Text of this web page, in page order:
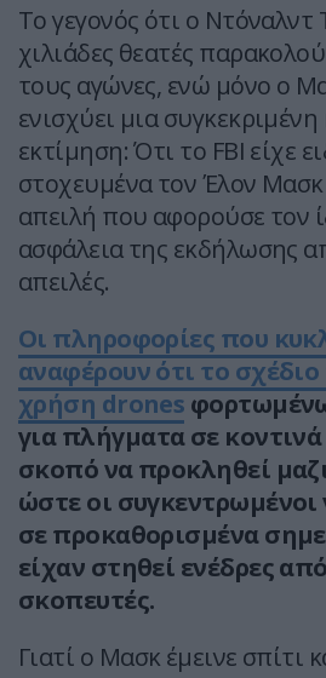
Το γεγονός ότι ο Ντόναλντ
χιλιάδες θεατές
τους αγώνες, ενώ μόνο ο
ενισχύει μια
εκτίμηση: Ότι το FBI είχε
στοχευμένα τον Έλον Μασκ
απειλή που αφορούσε τον
ασφάλεια της εκδήλωσης
απειλές.
Οι πληροφορίες που
αναφέρουν ότι το
χρήση drones
για πλήγματα σε κοντινά
σκοπό να προκληθεί
ώστε οι
σε προκαθορισμένα
είχαν στηθεί ενέδρες
σκοπευτές.
Γιατί ο Μασκ έμεινε σπίτι